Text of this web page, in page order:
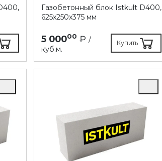
Газобетонный блок Istkult D400,
625х250х375 мм
5 00000 ₽ /
куб.м.
Купить